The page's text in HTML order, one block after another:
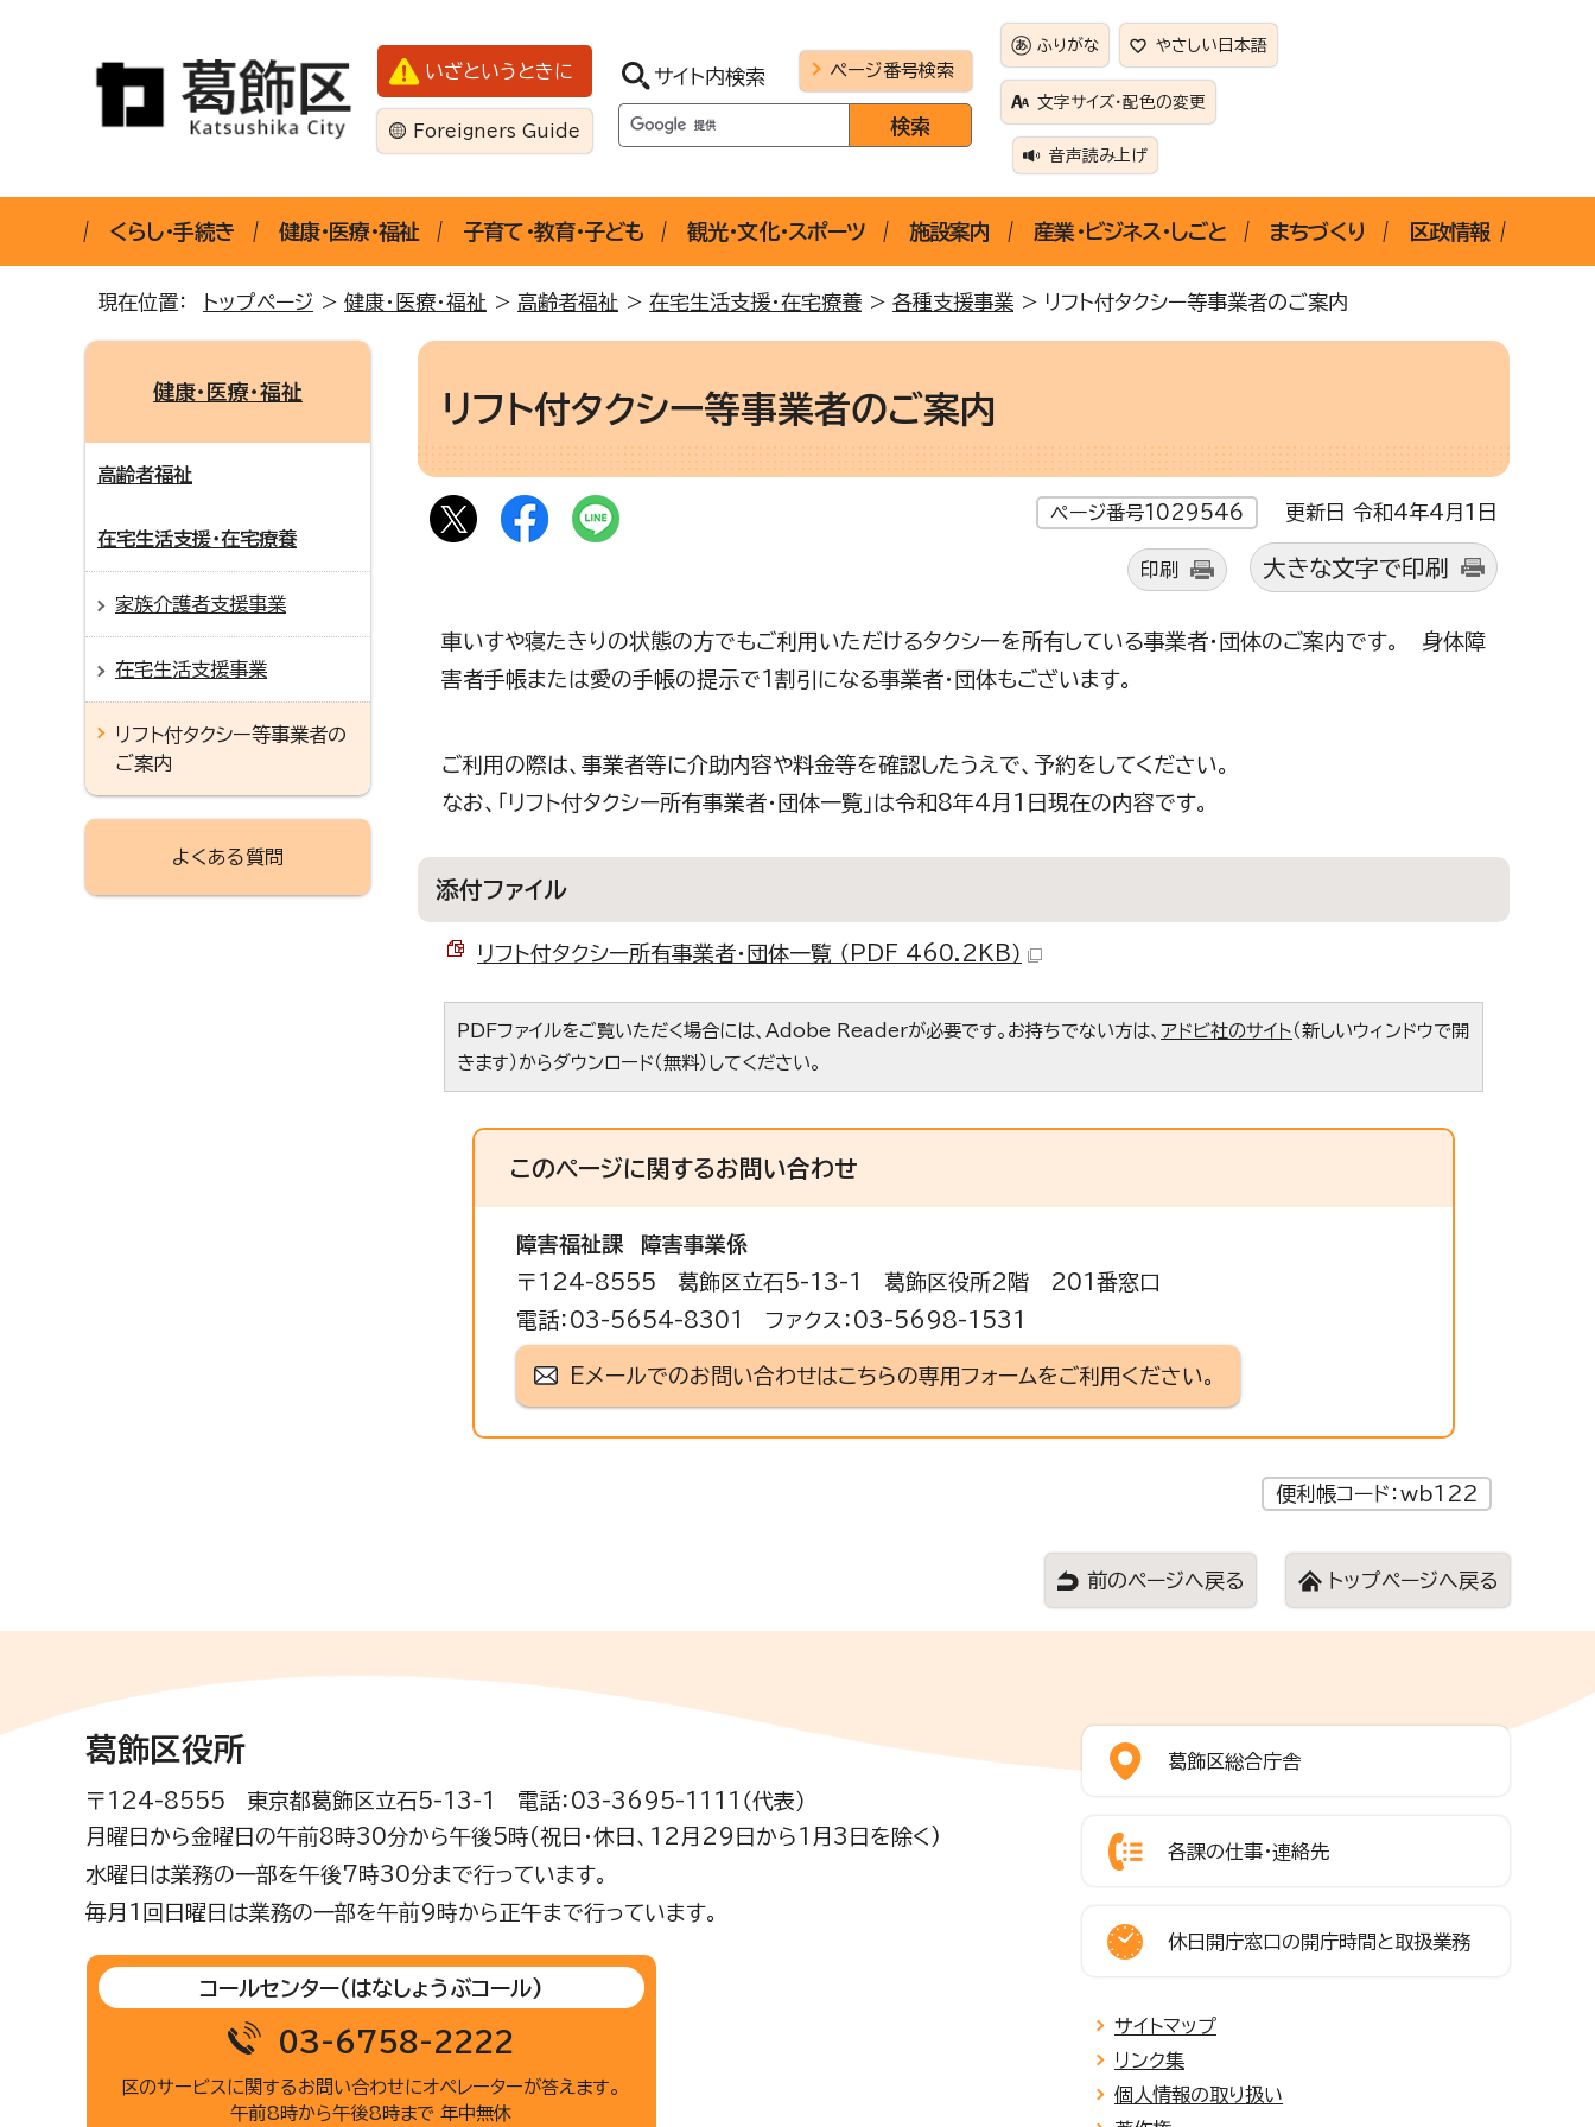
いざというときに
Foreigners Guide
サイト内検索 ページ番号検索
ふりがな やさしい日本語
文字サイズ・配色の変更
音声読み上げ
くらし・手続き 健康・医療・福祉 子育て・教育・子ども 観光・文化・スポーツ 施設案内 産業・ビジネス・しごと まちづくり 区政情報
現在位置： トップページ > 健康・医療・福祉 > 高齢者福祉 > 在宅生活支援・在宅療養 > 各種支援事業 > リフト付タクシー等事業者のご案内
リフト付タクシー等事業者のご案内
ページ番号1029546 更新日 令和4年4月1日
印刷 大きな文字で印刷
車いすや寝たきりの状態の方でもご利用いただけるタクシーを所有している事業者・団体のご案内です。 身体障
害者手帳または愛の手帳の提示で1割引になる事業者・団体もございます。
ご利用の際は、事業者等に介助内容や料金等を確認したうえで、予約をしてください。
なお、「リフト付タクシー所有事業者・団体一覧」は令和8年4月1日現在の内容です。
添付ファイル
リフト付タクシー所有事業者・団体一覧 （PDF 460.2KB）
PDFファイルをご覧いただく場合には、Adobe Readerが必要です。お持ちでない方は、 アドビ社のサイト（新しいウィンドウで開
きます）からダウンロード（無料）してください。
このページに関するお問い合わせ
障害福祉課
障害事業係
〒124-8555 葛飾区立石5-13-1 葛飾区役所2階 201番窓口
電話：03-5654-8301 ファクス：03-5698-1531
Eメールでのお問い合わせはこちらの専用フォームをご利用ください。
便利帳コード：wb122
健康・医療・福祉
高齢者福祉
在宅生活支援・在宅療養
家族介護者支援事業
在宅生活支援事業
リフト付タクシー等事業者の
ご案内
よくある質問
前のページへ戻る トップページへ戻る
葛飾区役所
〒124-8555 東京都葛飾区立石5-13-1 電話：03-3695-1111（代表）
月曜日から金曜日の午前8時30分から午後5時(祝日・休日、12月29日から1月3日を除く)
水曜日は業務の一部を午後7時30分まで行っています。
毎月1回日曜日は業務の一部を午前9時から正午まで行っています。
コールセンター(はなしょうぶコール)
03-6758-2222
区のサービスに関するお問い合わせにオペレーターが答えます。
午前8時から午後8時まで 年中無休
葛飾区総合庁舎
各課の仕事・連絡先
休日開庁窓口の開庁時間と取扱業務
サイトマップ
リンク集
個人情報の取り扱い